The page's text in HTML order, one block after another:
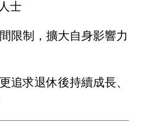
士
限制，擴大自身影響力
追求退休後持續成長、